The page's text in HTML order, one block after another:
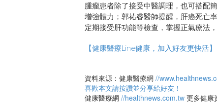
腫瘤患者除了接受中醫調理，也可搭配
增強體力；郭祐睿醫師提醒，肝癌死亡
定期接受肝功能等檢查，掌握正氣療法
【健康醫療Line健康，加入好友更快活
資料來源：健康醫療網 //
喜歡本文請按讚並分享給好友！
健康醫療網 //healthnews.com.tw 更多健康